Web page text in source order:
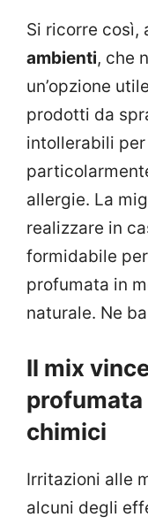
Si ricorre così,
ambienti, che
un’opzione
prodotti da
intollerabili
allergie. La
realizzare in
formidabile
profumata in
naturale. Ne
Il mix
chimici
Irritazioni alle
alcuni degli